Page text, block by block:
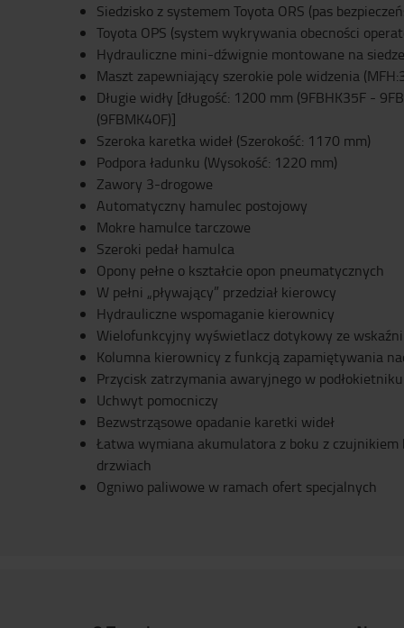
Siedzisko z systemem Toyota ORS (pas
Toyota OPS (system wykrywania obecności
Hydrauliczne mini-dźwignie montowane na
Maszt zapewniający szerokie pole widzenia
Długie widły [długość: 1200 mm (9FBHK35F -
(9FBMK40F)]
Szeroka karetka wideł (Szerokość: 1170 mm)
Podpora ładunku (Wysokość: 1220 mm)
Zawory 3-drogowe
Automatyczny hamulec postojowy
Mokre hamulce tarczowe
Szeroki pedał hamulca
Opony pełne o kształcie opon pneumatycznych
W pełni „pływający” przedział kierowcy
Hydrauliczne wspomaganie kierownicy
Wielofunkcyjny wyświetlacz dotykowy ze
Kolumna kierownicy z funkcją zapamiętywania
Przycisk zatrzymania awaryjnego w podłokietniku
Uchwyt pomocniczy
Bezwstrząsowe opadanie karetki wideł
Łatwa wymiana akumulatora z boku z czujnikiem
drzwiach
Ogniwo paliwowe w ramach ofert specjalnych